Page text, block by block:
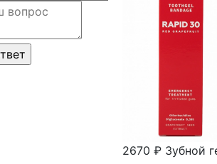
2670 ₽ Зубной